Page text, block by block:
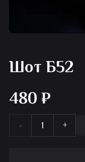
Шот Б52
480 ₽
Количество